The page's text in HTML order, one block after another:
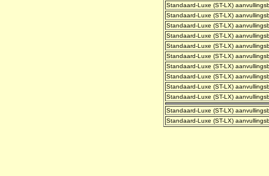
Standaard-Luxe (ST-LX)
Standaard-Luxe (ST-LX)
Standaard-Luxe (ST-LX)
Standaard-Luxe (ST-LX)
Standaard-Luxe (ST-LX)
Standaard-Luxe (ST-LX)
Standaard-Luxe (ST-LX)
Standaard-Luxe (ST-LX)
Standaard-Luxe (ST-LX)
Standaard-Luxe (ST-LX)
Standaard-Luxe (ST-LX)
Standaard-Luxe (ST-LX)